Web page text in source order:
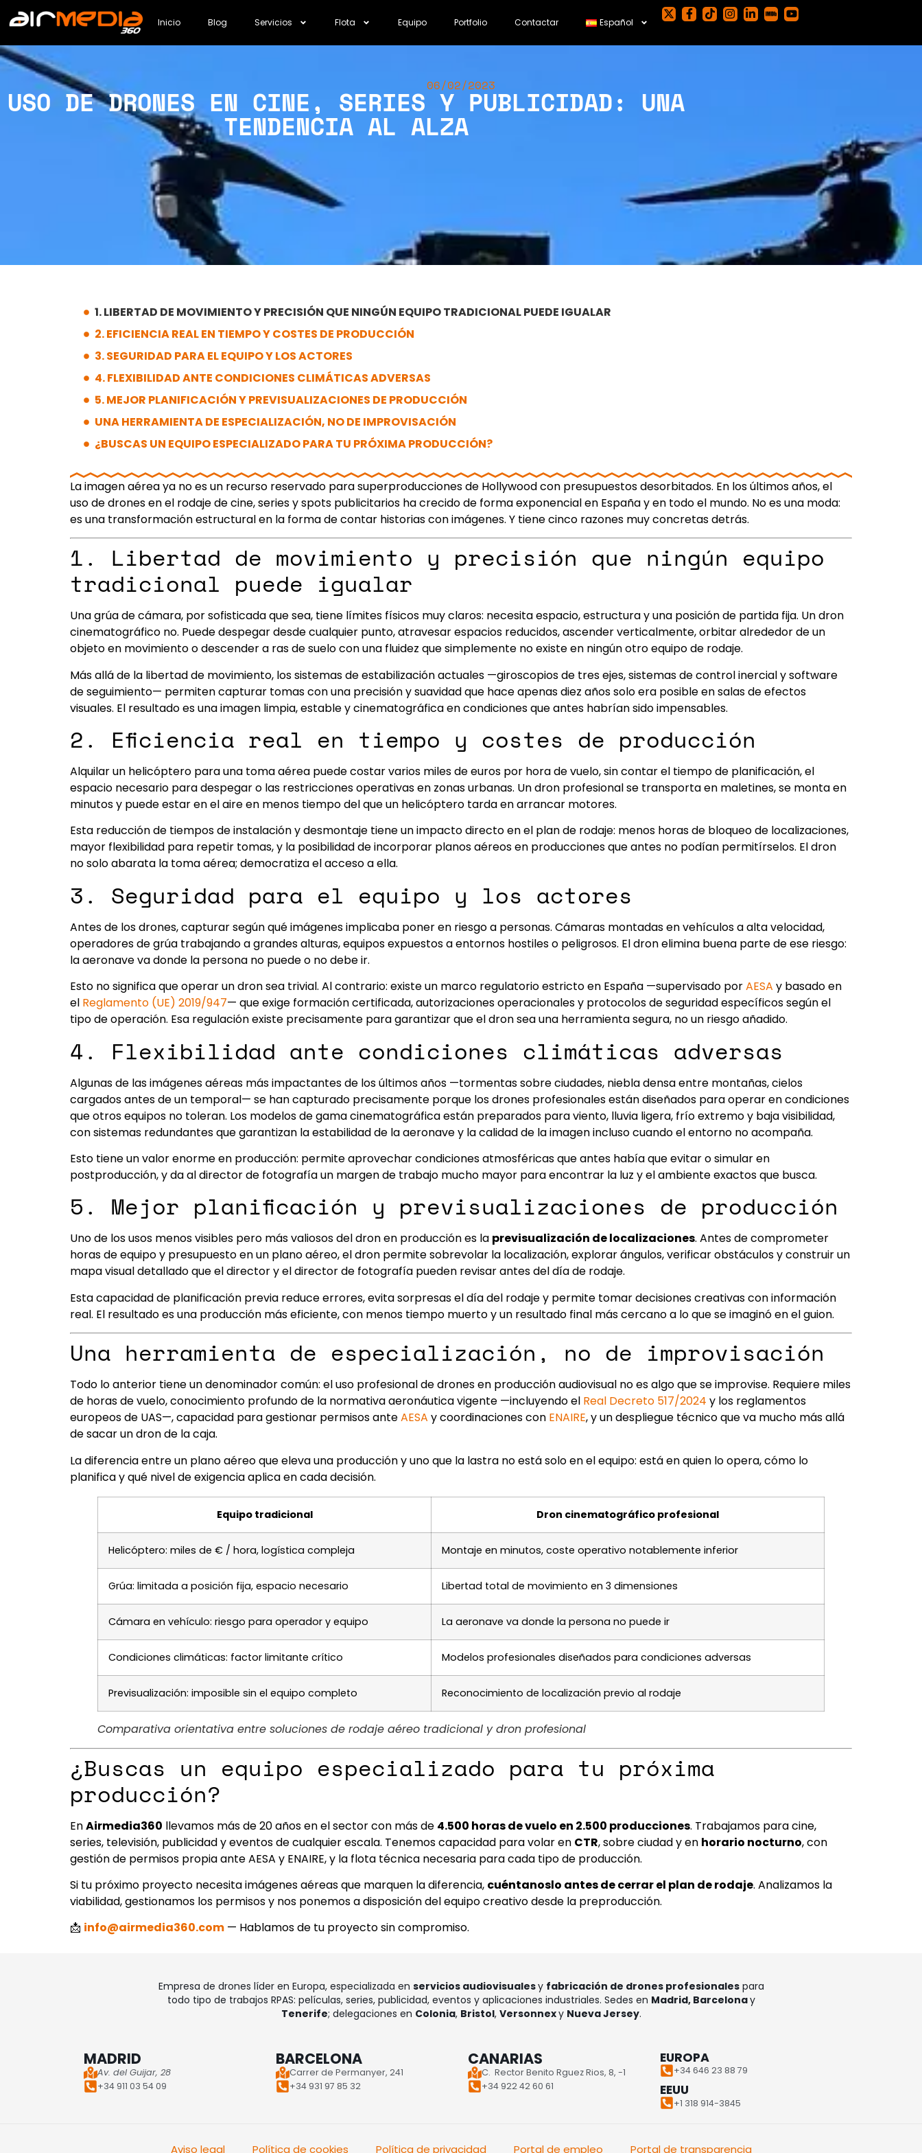
Inicio Blog Servicios Flota Equipo Portfolio Contactar Español
06/02/2023
USO DE DRONES EN CINE, SERIES Y PUBLICIDAD: UNA
TENDENCIA AL ALZA
1. LIBERTAD DE MOVIMIENTO Y PRECISIÓN QUE NINGÚN EQUIPO TRADICIONAL PUEDE IGUALAR
2. EFICIENCIA REAL EN TIEMPO Y COSTES DE PRODUCCIÓN
3. SEGURIDAD PARA EL EQUIPO Y LOS ACTORES
4. FLEXIBILIDAD ANTE CONDICIONES CLIMÁTICAS ADVERSAS
5. MEJOR PLANIFICACIÓN Y PREVISUALIZACIONES DE PRODUCCIÓN
UNA HERRAMIENTA DE ESPECIALIZACIÓN, NO DE IMPROVISACIÓN
¿BUSCAS UN EQUIPO ESPECIALIZADO PARA TU PRÓXIMA PRODUCCIÓN?
La imagen aérea ya no es un recurso reservado para superproducciones de Hollywood con presupuestos desorbitados. En los últimos años, el
uso de drones en el rodaje de cine, series y spots publicitarios ha crecido de forma exponencial en España y en todo el mundo. No es una moda:
es una transformación estructural en la forma de contar historias con imágenes. Y tiene cinco razones muy concretas detrás.
1. Libertad de movimiento y precisión que ningún equipo
tradicional puede igualar
Una grúa de cámara, por sofisticada que sea, tiene límites físicos muy claros: necesita espacio, estructura y una posición de partida fija. Un dron
cinematográfico no. Puede despegar desde cualquier punto, atravesar espacios reducidos, ascender verticalmente, orbitar alrededor de un
objeto en movimiento o descender a ras de suelo con una fluidez que simplemente no existe en ningún otro equipo de rodaje.
Más allá de la libertad de movimiento, los sistemas de estabilización actuales —giroscopios de tres ejes, sistemas de control inercial y software
de seguimiento— permiten capturar tomas con una precisión y suavidad que hace apenas diez años solo era posible en salas de efectos
visuales. El resultado es una imagen limpia, estable y cinematográfica en condiciones que antes habrían sido impensables.
2. Eficiencia real en tiempo y costes de producción
Alquilar un helicóptero para una toma aérea puede costar varios miles de euros por hora de vuelo, sin contar el tiempo de planificación, el
espacio necesario para despegar o las restricciones operativas en zonas urbanas. Un dron profesional se transporta en maletines, se monta en
minutos y puede estar en el aire en menos tiempo del que un helicóptero tarda en arrancar motores.
Esta reducción de tiempos de instalación y desmontaje tiene un impacto directo en el plan de rodaje: menos horas de bloqueo de localizaciones,
mayor flexibilidad para repetir tomas, y la posibilidad de incorporar planos aéreos en producciones que antes no podían permitírselos. El dron
no solo abarata la toma aérea; democratiza el acceso a ella.
3. Seguridad para el equipo y los actores
Antes de los drones, capturar según qué imágenes implicaba poner en riesgo a personas. Cámaras montadas en vehículos a alta velocidad,
operadores de grúa trabajando a grandes alturas, equipos expuestos a entornos hostiles o peligrosos. El dron elimina buena parte de ese riesgo:
la aeronave va donde la persona no puede o no debe ir.
Esto no significa que operar un dron sea trivial. Al contrario: existe un marco regulatorio estricto en España —supervisado porAESA y basado en
el Reglamento (UE) 2019/947— que exige formación certificada, autorizaciones operacionales y protocolos de seguridad específicos según el
tipo de operación. Esa regulación existe precisamente para garantizar que el dron sea una herramienta segura, no un riesgo añadido.
4. Flexibilidad ante condiciones climáticas adversas
Algunas de las imágenes aéreas más impactantes de los últimos años —tormentas sobre ciudades, niebla densa entre montañas, cielos
cargados antes de un temporal— se han capturado precisamente porque los drones profesionales están diseñados para operar en condiciones
que otros equipos no toleran. Los modelos de gama cinematográfica están preparados para viento, lluvia ligera, frío extremo y baja visibilidad,
con sistemas redundantes que garantizan la estabilidad de la aeronave y la calidad de la imagen incluso cuando el entorno no acompaña.
Esto tiene un valor enorme en producción: permite aprovechar condiciones atmosféricas que antes había que evitar o simular en
postproducción, y da al director de fotografía un margen de trabajo mucho mayor para encontrar la luz y el ambiente exactos que busca.
5. Mejor planificación y previsualizaciones de producción
Uno de los usos menos visibles pero más valiosos del dron en producción es la previsualización de localizaciones. Antes de comprometer
horas de equipo y presupuesto en un plano aéreo, el dron permite sobrevolar la localización, explorar ángulos, verificar obstáculos y construir un
mapa visual detallado que el director y el director de fotografía pueden revisar antes del día de rodaje.
Esta capacidad de planificación previa reduce errores, evita sorpresas el día del rodaje y permite tomar decisiones creativas con información
real. El resultado es una producción más eficiente, con menos tiempo muerto y un resultado final más cercano a lo que se imaginó en el guion.
Una herramienta de especialización, no de improvisación
Todo lo anterior tiene un denominador común: el uso profesional de drones en producción audiovisual no es algo que se improvise. Requiere miles
de horas de vuelo, conocimiento profundo de la normativa aeronáutica vigente —incluyendo el Real Decreto 517/2024 y los reglamentos
europeos de UAS—, capacidad para gestionar permisos anteAESA y coordinaciones con ENAIRE, y un despliegue técnico que va mucho más allá
de sacar un dron de la caja.
La diferencia entre un plano aéreo que eleva una producción y uno que la lastra no está solo en el equipo: está en quien lo opera, cómo lo
planifica y qué nivel de exigencia aplica en cada decisión.
Equipo tradicional Dron cinematográfico profesional
Helicóptero: miles de € / hora, logística compleja Montaje en minutos, coste operativo notablemente inferior
Grúa: limitada a posición fija, espacio necesario Libertad total de movimiento en 3 dimensiones
Cámara en vehículo: riesgo para operador y equipo La aeronave va donde la persona no puede ir
Condiciones climáticas: factor limitante crítico Modelos profesionales diseñados para condiciones adversas
Previsualización: imposible sin el equipo completo Reconocimiento de localización previo al rodaje
Comparativa orientativa entre soluciones de rodaje aéreo tradicional y dron profesional
¿Buscas un equipo especializado para tu próxima
producción?
EnAirmedia360 llevamos más de 20 años en el sector con más de 4.500 horas de vuelo en 2.500 producciones. Trabajamos para cine,
series, televisión, publicidad y eventos de cualquier escala. Tenemos capacidad para volar en CTR, sobre ciudad y en horario nocturno, con
gestión de permisos propia ante AESA y ENAIRE, y la flota técnica necesaria para cada tipo de producción.
Si tu próximo proyecto necesita imágenes aéreas que marquen la diferencia, cuéntanoslo antes de cerrar el plan de rodaje. Analizamos la
viabilidad, gestionamos los permisos y nos ponemos a disposición del equipo creativo desde la preproducción.
📩 info@airmedia360.com — Hablamos de tu proyecto sin compromiso.
Empresa de drones líder en Europa, especializada en servicios audiovisualesy fabricación de drones profesionalespara
todo tipo de trabajos RPAS: películas, series, publicidad, eventos y aplicaciones industriales. Sedes en Madrid, Barcelonay
Tenerife; delegaciones en Colonia, Bristol, Versonnexy Nueva Jersey.
MADRID
Av. del Guijar, 28
+34 911 03 54 09
BARCELONA
Carrer de Permanyer, 241
+34 931 97 85 32
CANARIAS
C. Rector Benito Rguez Rios, 8, -1
+34 922 42 60 61
EUROPA
+34 646 23 88 79
EEUU
+1 318 914-3845
Aviso legal Política de cookies Política de privacidad Portal de empleo Portal de transparencia